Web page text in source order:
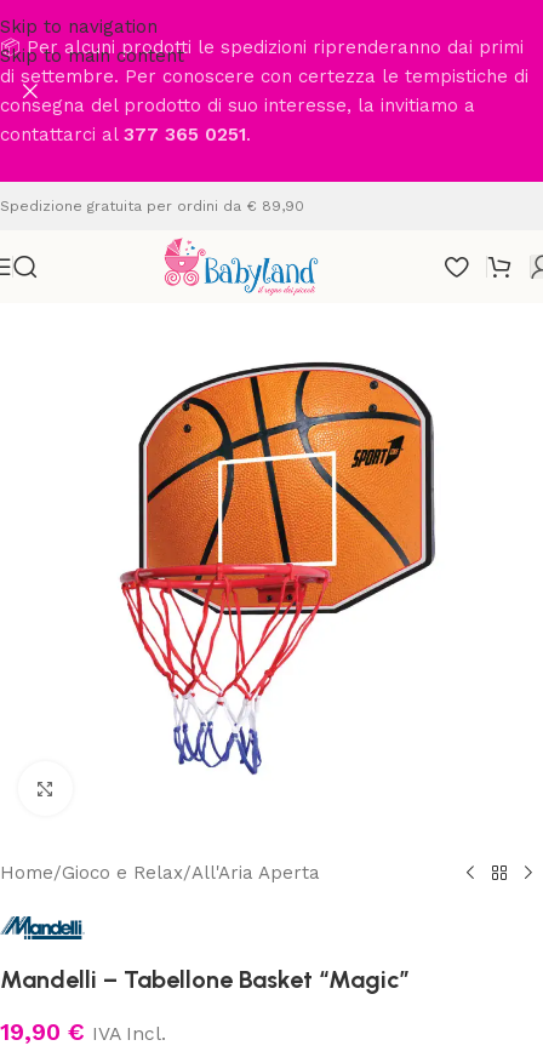
Skip to navigation
Skip to main content
📦 Per alcuni prodotti le spedizioni riprenderanno dai primi
di settembre. Per conoscere con certezza le tempistiche di
consegna del prodotto di suo interesse, la invitiamo a
contattarci al 377 365 0251.
Spedizione gratuita per ordini da € 89,90
Home/Gioco e Relax/All'Aria Aperta
Mandelli – Tabellone Basket “Magic”
19,90 € IVA Incl.